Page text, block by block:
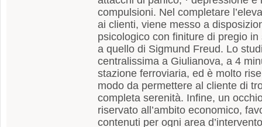
compulsioni. Nel completare
ai clienti, viene messo a
psicologico con finiture di pregio
a quello di Sigmund Freud. Lo
centralissima a Giulianova, a 4
stazione ferroviaria, ed è molto
modo da permettere al cliente di
completa serenità. Infine, un
riservato all’ambito economico,
contenuti per ogni area